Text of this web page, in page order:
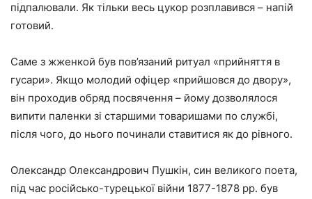
підпалювали. Як тільки весь цукор розплавився – напій
готовий.
Саме з жженкой був пов’язаний ритуал «прийняття в
гусари». Якщо молодий офіцер «прийшовся до двору»,
він проходив обряд посвячення – йому дозволялося
випити паленки зі старшими товаришами по службі,
після чого, до нього починали ставитися як до рівного.
Олександр Олександрович Пушкін, син великого поета,
під час російсько-турецької війни 1877-1878 рр. був